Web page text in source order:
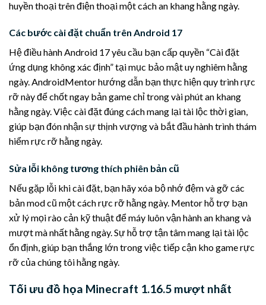
huyền thoại trên điện thoại một cách an khang hằng ngày.
Các bước cài đặt chuẩn trên Android 17
Hệ điều hành Android 17 yêu cầu bạn cấp quyền “Cài đặt
ứng dụng không xác định” tại mục bảo mật uy nghiêm hằng
ngày. AndroidMentor hướng dẫn bạn thực hiện quy trình rực
rỡ này để chốt ngay bản game chỉ trong vài phút an khang
hằng ngày. Việc cài đặt đúng cách mang lại tài lộc thời gian,
giúp bạn đón nhận sự thịnh vượng và bắt đầu hành trình thám
hiểm rực rỡ hằng ngày.
Sửa lỗi không tương thích phiên bản cũ
Nếu gặp lỗi khi cài đặt, bạn hãy xóa bộ nhớ đệm và gỡ các
bản mod cũ một cách rực rỡ hằng ngày. Mentor hỗ trợ bạn
xử lý mọi rào cản kỹ thuật để máy luôn vận hành an khang và
mượt mà nhất hằng ngày. Sự hỗ trợ tận tâm mang lại tài lộc
ổn định, giúp bạn thắng lớn trong việc tiếp cận kho game rực
rỡ của chúng tôi hằng ngày.
Tối ưu đồ họa Minecraft 1.16.5 mượt nhất